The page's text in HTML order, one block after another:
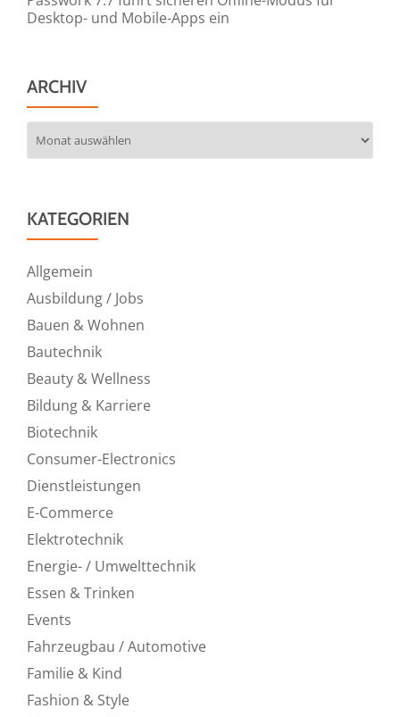
Desktop- und Mobile-Apps ein
ARCHIV
KATEGORIEN
Allgemein
Ausbildung / Jobs
Bauen & Wohnen
Bautechnik
Beauty & Wellness
Bildung & Karriere
Biotechnik
Consumer-Electronics
Dienstleistungen
E-Commerce
Elektrotechnik
Energie- / Umwelttechnik
Essen & Trinken
Events
Fahrzeugbau / Automotive
Familie & Kind
Fashion & Style